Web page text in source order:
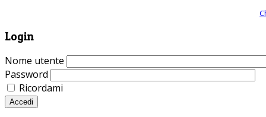
Login
Nome utente
Password
Ricordami
Accedi